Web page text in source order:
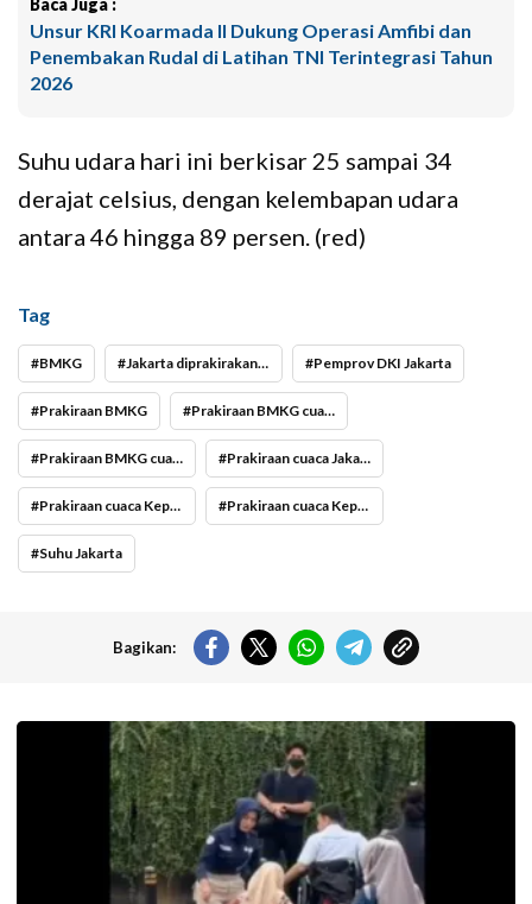
Baca Juga :
Unsur KRI Koarmada II Dukung Operasi Amfibi dan
Penembakan Rudal di Latihan TNI Terintegrasi Tahun
2026
Suhu udara hari ini berkisar 25 sampai 34
derajat celsius, dengan kelembapan udara
antara 46 hingga 89 persen. (red)
Tag
BMKG Jakarta diprakirakan cerah hari ini Pemprov DKI Jakarta
Prakiraan BMKG Prakiraan BMKG cuaca Jakarta
Prakiraan BMKG cuaca Jakarta hari ini Prakiraan cuaca Jakarta hari ini
Prakiraan cuaca Kepulauan Seribu Prakiraan cuaca Kepulauan Seribu hari ini
Suhu Jakarta
Bagikan:
Pramusapa Transjakarta bantu disabilitas.(Foto: Istimewa-
beritajakarta.id)